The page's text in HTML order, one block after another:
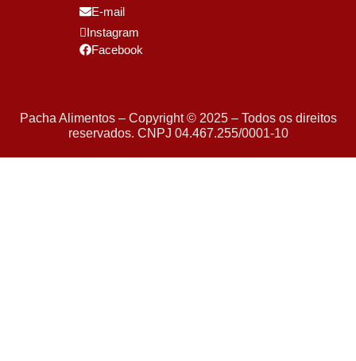
E-mail
Instagram
Facebook
Pacha Alimentos – Copyright © 2025 – Todos os direitos
reservados. CNPJ 04.467.255/0001-10